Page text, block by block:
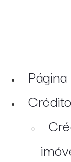
Crédito